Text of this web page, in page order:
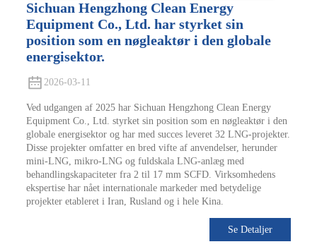
Sichuan Hengzhong Clean Energy
Equipment Co., Ltd. har styrket sin
position som en nøgleaktør i den globale
energisektor.
2026-03-11
Ved udgangen af ​​2025 har Sichuan Hengzhong Clean Energy
Equipment Co., Ltd. styrket sin position som en nøgleaktør i den
globale energisektor og har med succes leveret 32 ​​LNG-projekter.
Disse projekter omfatter en bred vifte af anvendelser, herunder
mini-LNG, mikro-LNG og fuldskala LNG-anlæg med
behandlingskapaciteter fra 2 til 17 mm SCFD. Virksomhedens
ekspertise har nået internationale markeder med betydelige
projekter etableret i Iran, Rusland og i hele Kina.
Se Detaljer